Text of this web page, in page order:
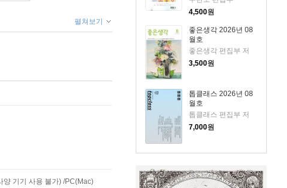
4,500원
좋은생각 2026년 08
월호
좋은생각 편집부 저
3,500원
톱클래스 2026년 08
월호
톱클래스 편집부 저
7,000원
펼쳐보기
양 기기 사용 불가) /PC(Mac)